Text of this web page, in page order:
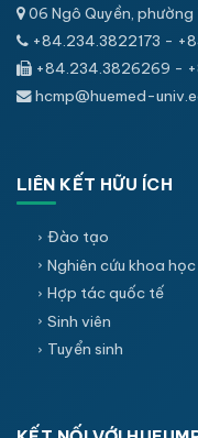
06 Ngô Quyền,
+84.234.3822173 -
+84.234.3826269 -
hcmp@huemed-
LIÊN KẾT HỮU ÍCH
Đào tạo
Nghiên cứu khoa học
Hợp tác quốc tế
Sinh viên
Tuyển sinh